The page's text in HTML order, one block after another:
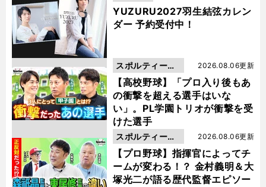
YUZURU2027羽生結弦カレン
ダー 予約受付中！
【高校野球】「プロ入り後もあ
の衝撃を超える選手はいな
い」。PL学園トリオが衝撃を受
けた選手
2026.08.06更新
スポルティーバ
動画
【プロ野球】指揮官によってチ
ームが変わる！？ 金村義明＆大
塚光二が語る歴代監督エピソー
2026.08.06更新
スポルティーバ
動画